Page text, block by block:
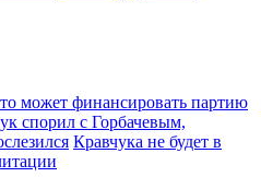
может финансировать партию
спорил с Горбачевым,
Кравчука не будет в